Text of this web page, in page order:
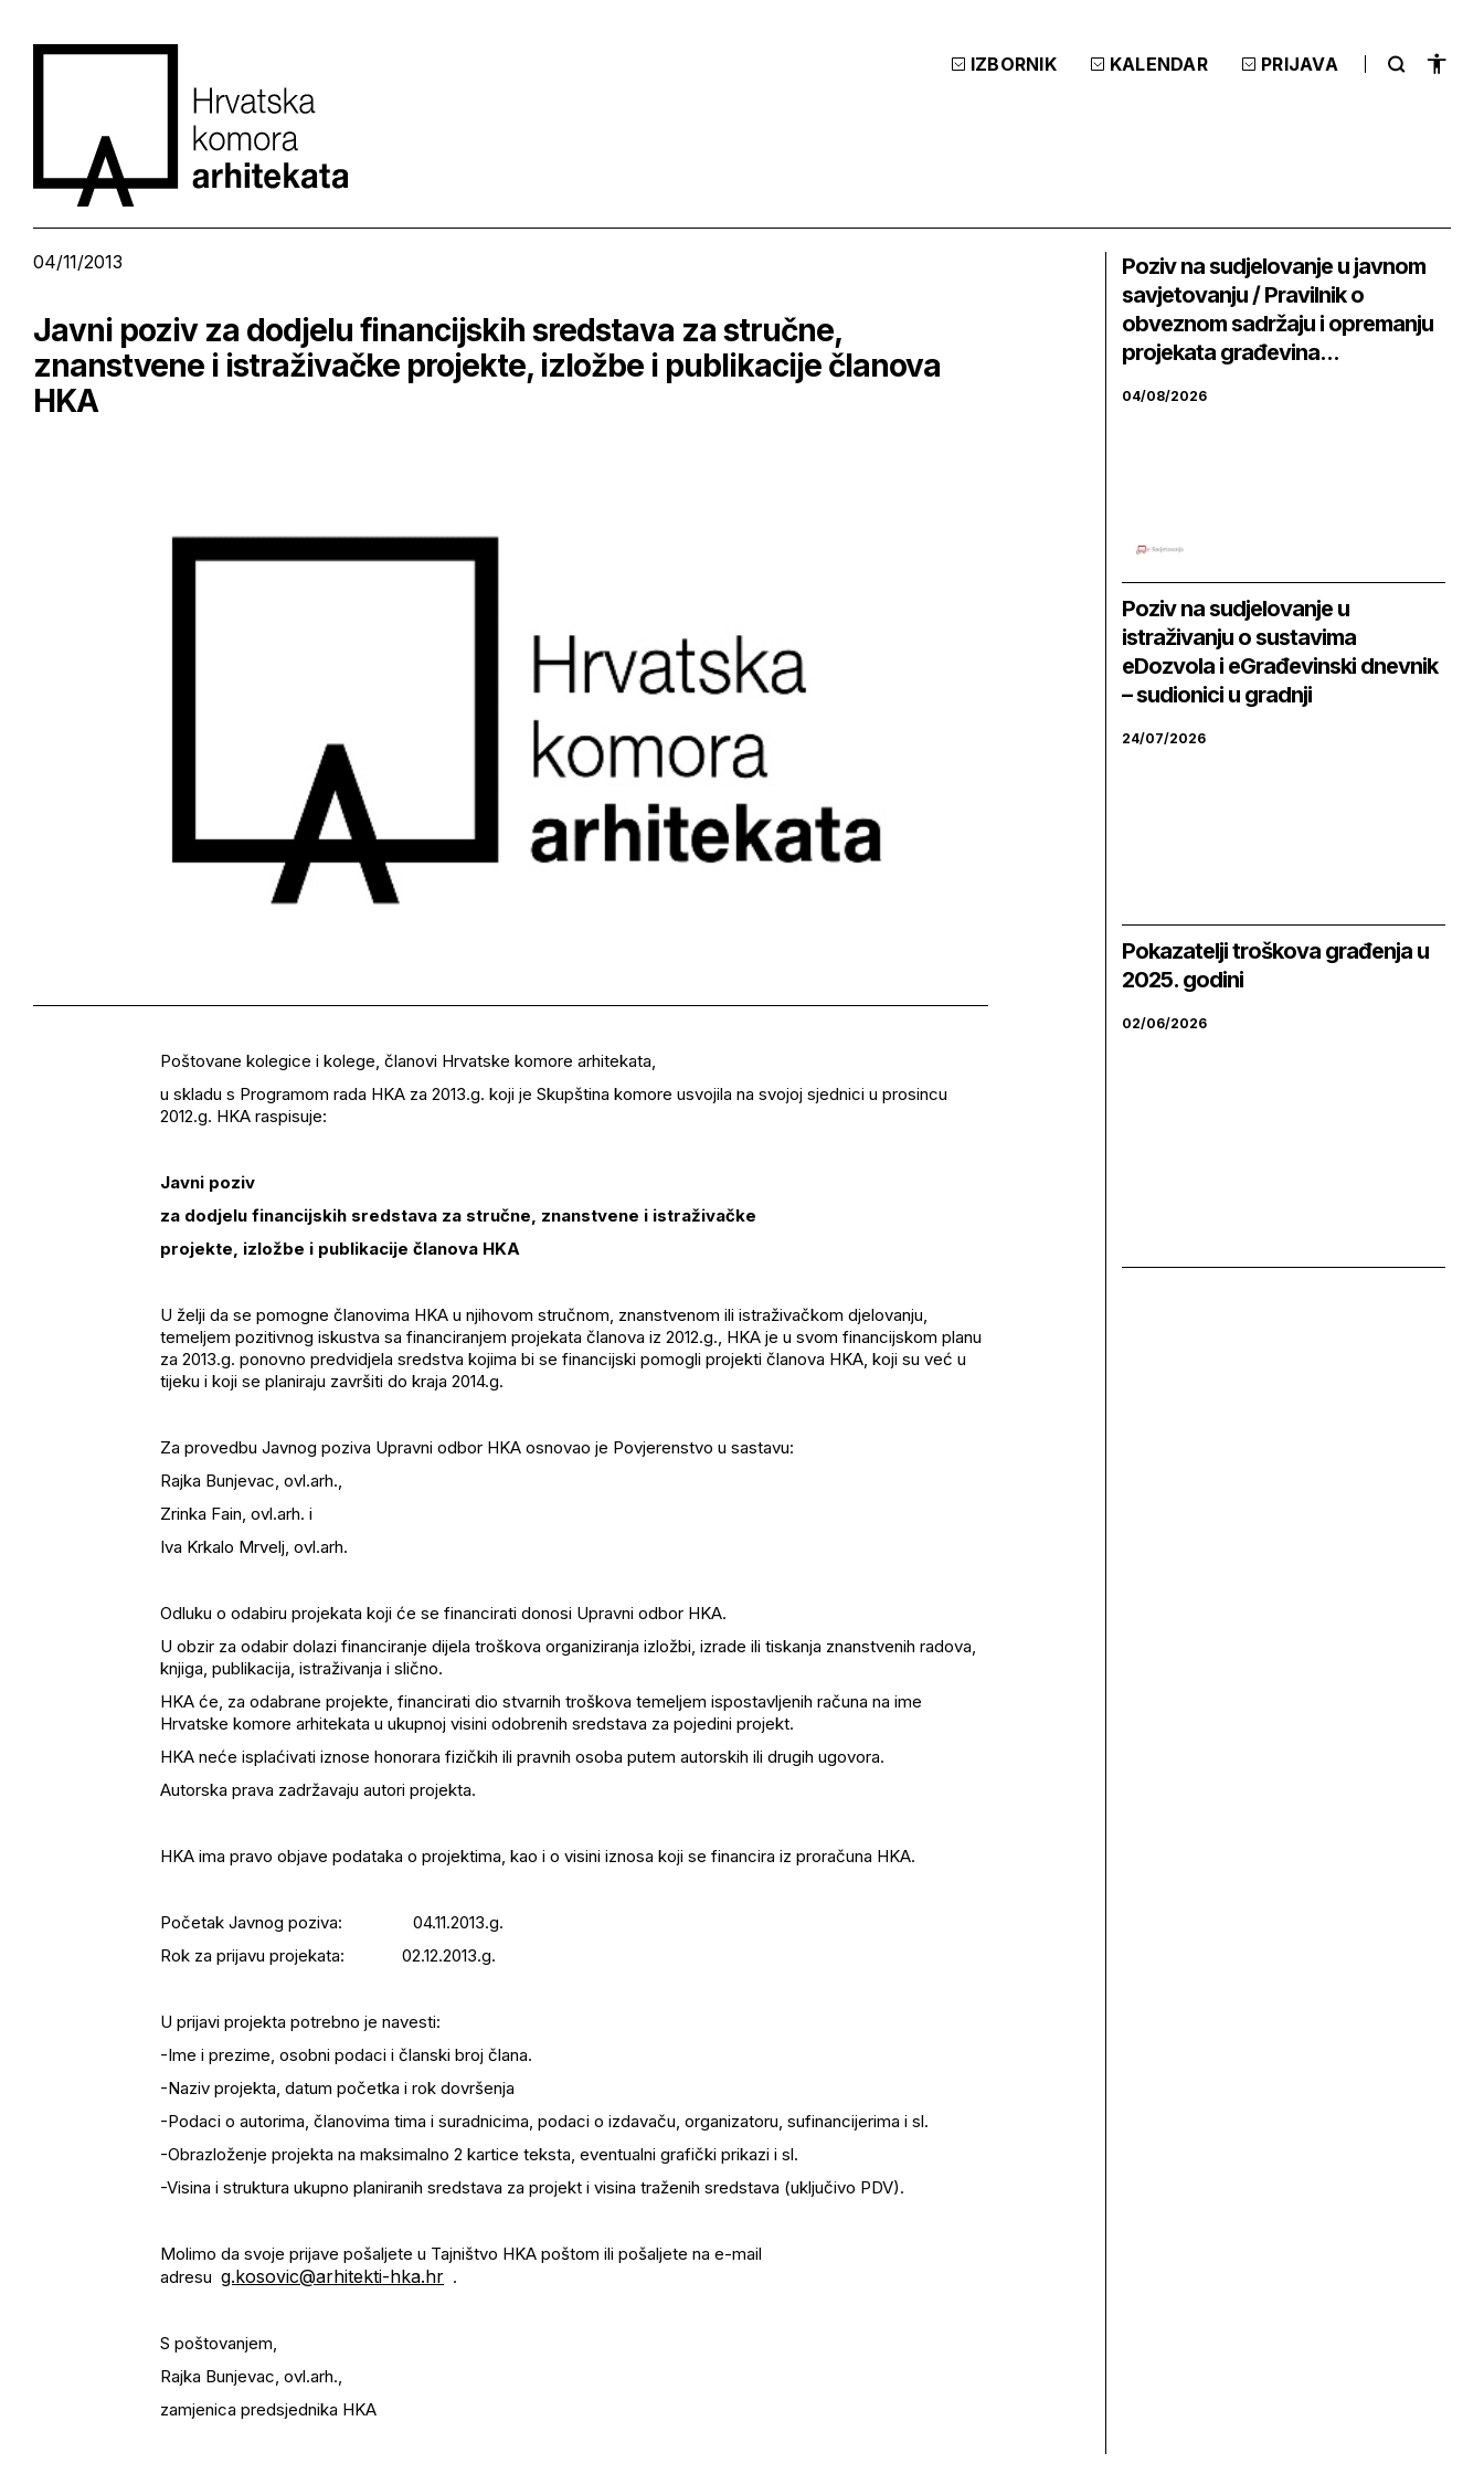
IZBORNIK KALENDAR PRIJAVA
04/11/2013
Javni poziv za dodjelu financijskih sredstava za stručne,
znanstvene i istraživačke projekte, izložbe i publikacije članova
HKA
Poštovane kolegice i kolege, članovi Hrvatske komore arhitekata,
u skladu s Programom rada HKA za 2013.g. koji je Skupština komore usvojila na svojoj sjednici u prosincu
2012.g. HKA raspisuje:
Javni poziv
za dodjelu financijskih sredstava za stručne, znanstvene i istraživačke
projekte, izložbe i publikacije članova HKA
U želji da se pomogne članovima HKA u njihovom stručnom, znanstvenom ili istraživačkom djelovanju,
temeljem pozitivnog iskustva sa financiranjem projekata članova iz 2012.g., HKA je u svom financijskom planu
za 2013.g. ponovno predvidjela sredstva kojima bi se financijski pomogli projekti članova HKA, koji su već u
tijeku i koji se planiraju završiti do kraja 2014.g.
Za provedbu Javnog poziva Upravni odbor HKA osnovao je Povjerenstvo u sastavu:
Rajka Bunjevac, ovl.arh.,
Zrinka Fain, ovl.arh. i
Iva Krkalo Mrvelj, ovl.arh.
Odluku o odabiru projekata koji će se financirati donosi Upravni odbor HKA.
U obzir za odabir dolazi financiranje dijela troškova organiziranja izložbi, izrade ili tiskanja znanstvenih radova,
knjiga, publikacija, istraživanja i slično.
HKA će, za odabrane projekte, financirati dio stvarnih troškova temeljem ispostavljenih računa na ime
Hrvatske komore arhitekata u ukupnoj visini odobrenih sredstava za pojedini projekt.
HKA neće isplaćivati iznose honorara fizičkih ili pravnih osoba putem autorskih ili drugih ugovora.
Autorska prava zadržavaju autori projekta.
HKA ima pravo objave podataka o projektima, kao i o visini iznosa koji se financira iz proračuna HKA.
Početak Javnog poziva: 04.11.2013.g.
Rok za prijavu projekata: 02.12.2013.g.
U prijavi projekta potrebno je navesti:
-Ime i prezime, osobni podaci i članski broj člana.
-Naziv projekta, datum početka i rok dovršenja
-Podaci o autorima, članovima tima i suradnicima, podaci o izdavaču, organizatoru, sufinancijerima i sl.
-Obrazloženje projekta na maksimalno 2 kartice teksta, eventualni grafički prikazi i sl.
-Visina i struktura ukupno planiranih sredstava za projekt i visina traženih sredstava (uključivo PDV).
Molimo da svoje prijave pošaljete u Tajništvo HKA poštom ili pošaljete na e-mail
adresu g.kosovic@arhitekti-hka.hr .
S poštovanjem,
Rajka Bunjevac, ovl.arh.,
zamjenica predsjednika HKA
Poziv na sudjelovanje u javnom
savjetovanju / Pravilnik o
obveznom sadržaju i opremanju
projekata građevina...
04/08/2026
Poziv na sudjelovanje u
istraživanju o sustavima
eDozvola i eGrađevinski dnevnik
– sudionici u gradnji
24/07/2026
Pokazatelji troškova građenja u
2025. godini
02/06/2026